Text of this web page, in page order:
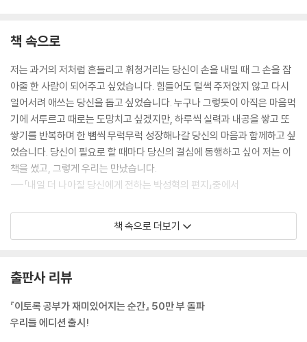
05 고생 좀 하기로 마음먹는 순간, 모든 것이 달라진다
_잘하기 전까지는 좀처럼 재미가 없는 법이다
_넘기 힘든 산과 넘지 못할 산은 다르다
_참 좋은 순간을 누려라
Beyond Story 망매지갈(望梅止渴) 이야기
PART 3
마음을 키우는 순간, 공부는 재미있어진다
_라이벌은 공부할 마음을 빨아먹는 뱀파이어다
_60초 안에 불행해지는 방법
Beyond Story 내가 노량진 수산시장에서 배운 것
07 마법 같은 집중을 만드는 키워드 ‘지금, 여기’
책 속으로
저는 과거의 저처럼 흔들리고 휘청거리는 당신이 손을 내밀 때 그 손을 잡
아줄 한 사람이 되어주고 싶었습니다. 힘들어도 털썩 주저앉지 않고 다시
일어서려 애쓰는 당신을 돕고 싶었습니다. 누구나 그렇듯이 아직은 마음먹
기에 서투르고 때로는 도망치고 싶겠지만, 하루씩 실력과 내공을 쌓고 또
쌓기를 반복하며 한 뼘씩 무럭무럭 성장해나갈 당신의 마음과 함께하고 싶
었습니다. 당신이 필요로 할 때마다 당신의 결심에 동행하고 싶어 저는 이
책을 썼고, 그렇게 우리는 만났습니다.
---「내일 더 나아질 당신에게 전하는 박성혁의 편지」중에서
공부……. 하라고는 하는데 저에게는 그저 뜬구름 잡는 소리 같고, 멀게만
느껴지더라고요. 도대체 왜 해야 하는지, 무슨 의미가 있는지도 잘 모르겠
사람마냥 왠지 모를 불안감이 떨쳐지지 않았어요. 내 할 일로부터 도망쳐
숨어 다니는 사람만의 주눅이라고나 할까요. 스스로에게 떳떳하지 못하니
어깨 활짝 펴지 못하고 움츠러들어 있었던 거죠. 멍하니 살았습니다. 무덤
책 속으로 더보기
출판사 리뷰
『이토록 공부가 재미있어지는 순간』 50만 부 돌파
우리들 에디션 출시!